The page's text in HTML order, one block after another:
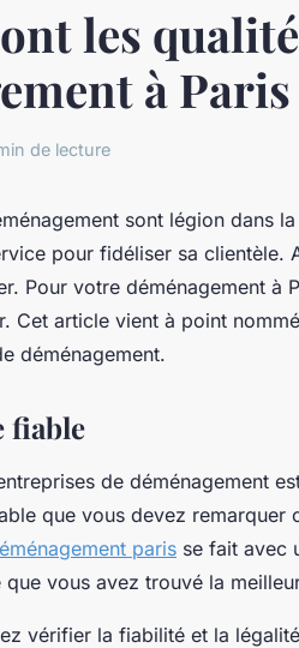
les
à Paris
de lecture
sont légion dans
pour fidéliser sa clientèle.
Pour votre déménagement à
Cet article vient à point
déménagement.
fiable
de déménagement
que vous devez remarquer
paris se fait avec
vous avez trouvé la
vérifier la fiabilité et la